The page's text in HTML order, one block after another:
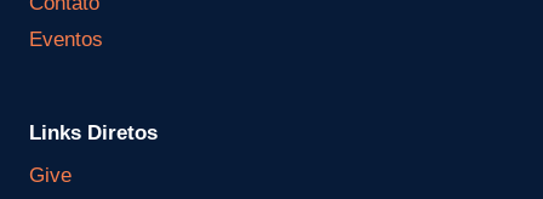
Eventos
Links Diretos
Give